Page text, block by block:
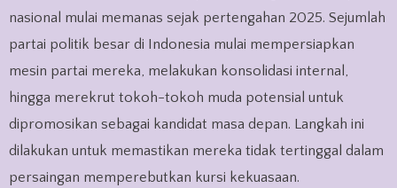
nasional mulai memanas sejak pertengahan 2025. Sejumlah
partai politik besar di Indonesia mulai mempersiapkan
mesin partai mereka, melakukan konsolidasi internal,
hingga merekrut tokoh-tokoh muda potensial untuk
dipromosikan sebagai kandidat masa depan. Langkah ini
dilakukan untuk memastikan mereka tidak tertinggal dalam
persaingan memperebutkan kursi kekuasaan.